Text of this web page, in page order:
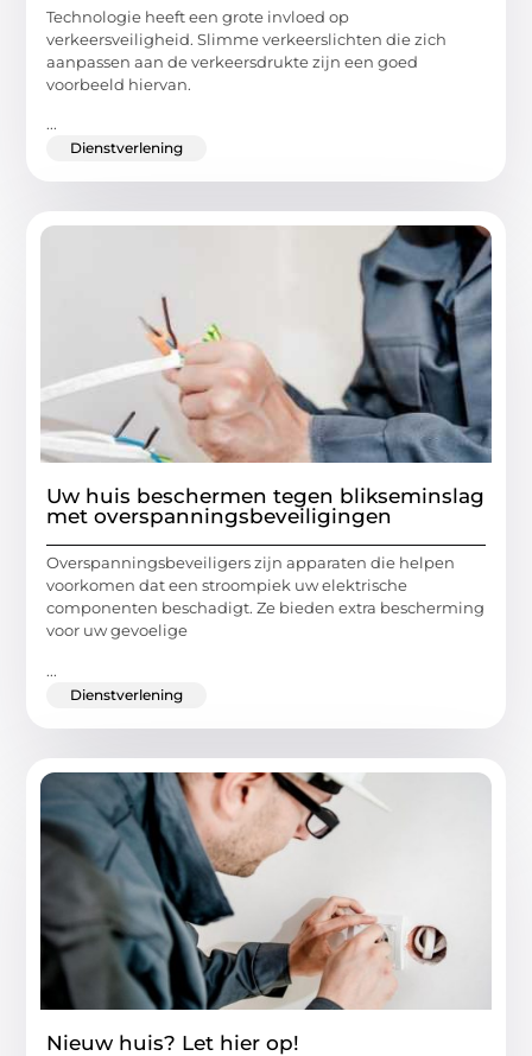
Technologie heeft een grote invloed op
verkeersveiligheid. Slimme verkeerslichten die zich
aanpassen aan de verkeersdrukte zijn een goed
voorbeeld hiervan.
...
Dienstverlening
Uw huis beschermen tegen blikseminslag
met overspanningsbeveiligingen
Overspanningsbeveiligers zijn apparaten die helpen
voorkomen dat een stroompiek uw elektrische
componenten beschadigt. Ze bieden extra bescherming
voor uw gevoelige
...
Dienstverlening
Nieuw huis? Let hier op!